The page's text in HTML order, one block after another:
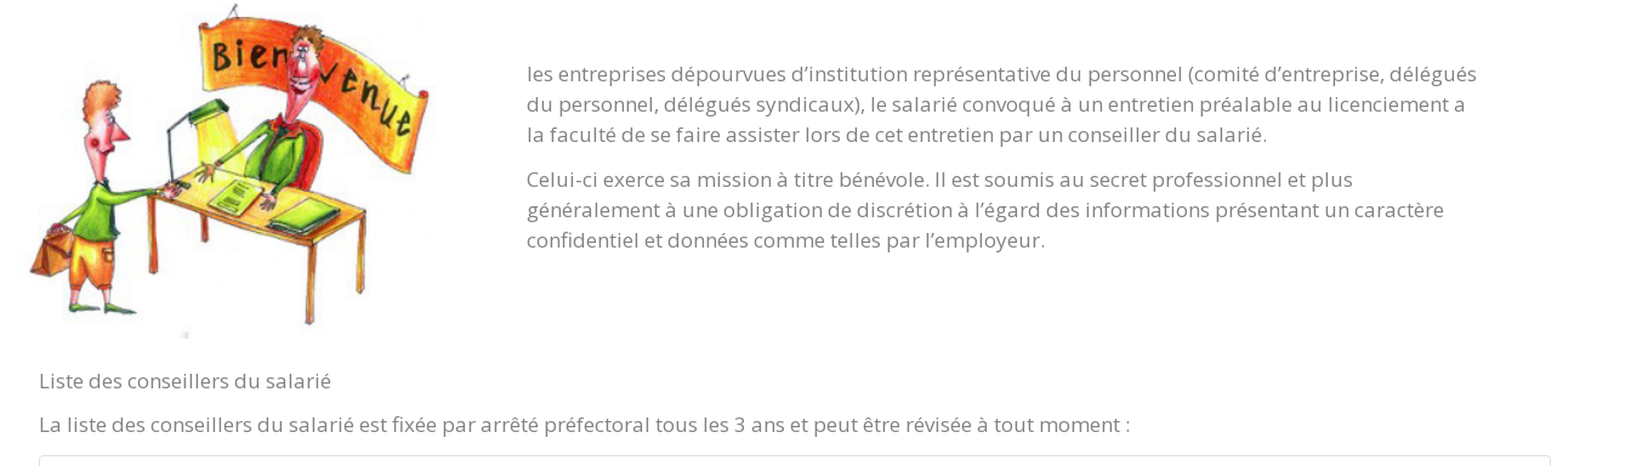
les entreprises dépourvues d’institution représentative du personnel (comité d’entreprise, délégués
du personnel, délégués syndicaux), le salarié convoqué à un entretien préalable au licenciement a
la faculté de se faire assister lors de cet entretien par un conseiller du salarié.
Celui-ci exerce sa mission à titre bénévole. Il est soumis au secret professionnel et plus
généralement à une obligation de discrétion à l’égard des informations présentant un caractère
confidentiel et données comme telles par l’employeur.
Liste des conseillers du salarié
La liste des conseillers du salarié est fixée par arrêté préfectoral tous les 3 ans et peut être révisée à tout moment :